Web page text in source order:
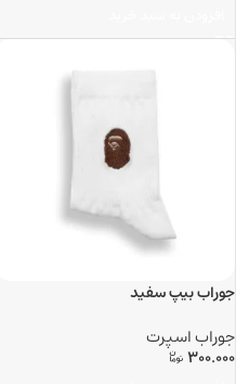
جوراب بیپ سفید
جوراب اسپرت
300.000